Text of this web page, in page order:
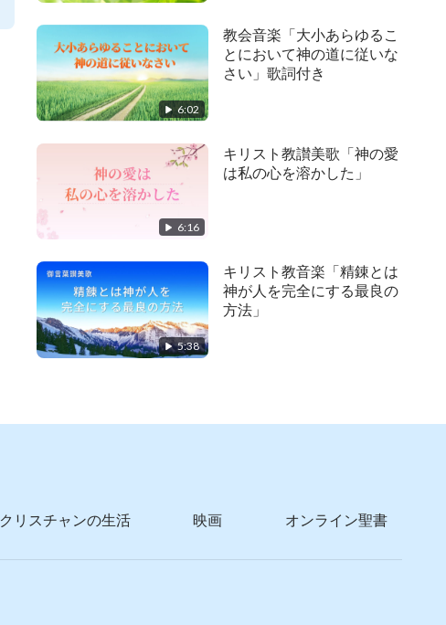
6:02
教会音楽「大小あらゆるこ
とにおいて神の道に従いな
さい」歌詞付き
6:16
キリスト教讃美歌「神の愛
は私の心を溶かした」
5:38
キリスト教音楽「精錬とは
神が人を完全にする最良の
方法」
クリスチャンの生活 映画 オンライン聖書